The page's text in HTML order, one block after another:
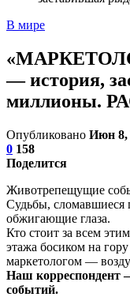
В мире
— история,
миллионы.
Опубликовано Июн 8,
0 158
Поделится
Животрепещущие
Судьбы, сломавшиеся
обжигающие глаза.
Кто стоит за всем
этажа босиком на
маркетологом —
Наш корреспондент
событий.